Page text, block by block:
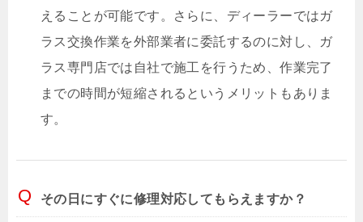
えることが可能です。さらに、ディーラーではガ
ラス交換作業を外部業者に委託するのに対し、ガ
ラス専門店では自社で施工を行うため、作業完了
までの時間が短縮されるというメリットもありま
す。
その日にすぐに修理対応してもらえますか？